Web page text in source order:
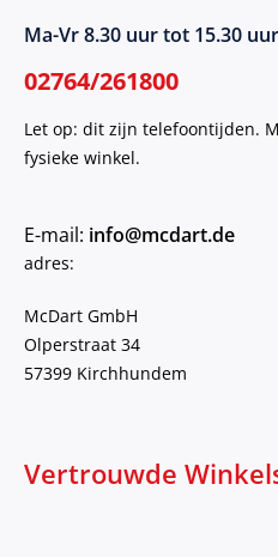
Ma-Vr 8.30 uur tot 15.30 uur
02764/261800
Let op: dit zijn telefoontijden.
fysieke winkel.
E-mail: info@mcdart.de
adres:
McDart GmbH
Olperstraat 34
57399 Kirchhundem
Vertrouwde